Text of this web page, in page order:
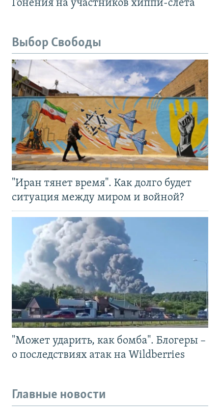
Гонения на участников хиппи-слёта
Выбор Свободы
"Иран тянет время". Как долго будет
ситуация между миром и войной?
"Может ударить, как бомба". Блогеры –
о последствиях атак на Wildberries
Главные новости